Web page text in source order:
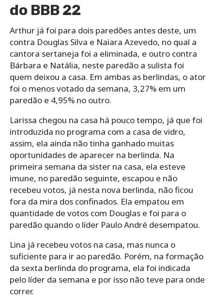
do BBB 22
Arthur já foi para dois paredões antes deste, um
contra Douglas Silva e Naiara Azevedo, no qual a
cantora sertaneja foi a eliminada, e outro contra
Bárbara e Natália, neste paredão a sulista foi
quem deixou a casa. Em ambas as berlindas, o ator
foi o menos votado da semana, 3,27% em um
paredão e 4,95% no outro.
Larissa chegou na casa há pouco tempo, já que foi
introduzida no programa com a casa de vidro,
assim, ela ainda não tinha ganhado muitas
oportunidades de aparecer na berlinda. Na
primeira semana da sister na casa, ela esteve
imune, no paredão seguinte, escapou e não
recebeu votos, já nesta nova berlinda, não ficou
fora da mira dos confinados. Ela empatou em
quantidade de votos com Douglas e foi para o
paredão quando o líder Paulo André desempatou.
Lina já recebeu votos na casa, mas nunca o
suficiente para ir ao paredão. Porém, na formação
da sexta berlinda do programa, ela foi indicada
pelo líder da semana e por isso não teve para onde
correr.